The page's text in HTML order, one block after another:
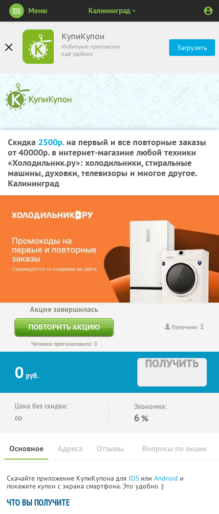
КупиКупон
Мобильное приложение
ещё удобнее
Загрузить
Меню Калининград
Скидка 2500р.на первый и все повторные заказы
от 40000р. в интернет-магазине любой техники
«Холодильник.ру»: холодильники, стиральные
машины, духовки, телевизоры и многое другое.
Калининград
Получили: 1
Акция завершилась
ПОВТОРИТЬ АКЦИЮ
Человек проголосовало: 0
0 руб.
ПОЛУЧИТЬ
Цена без скидки:
∞
Экономия:
6 %
Основное Отзывы Вопросы по акции
Адреса
Скачайте приложение КупиКупона для IOS или Android и
покажите купон с экрана смартфона. Это удобно :)
ЧТО ВЫ ПОЛУЧИТЕ